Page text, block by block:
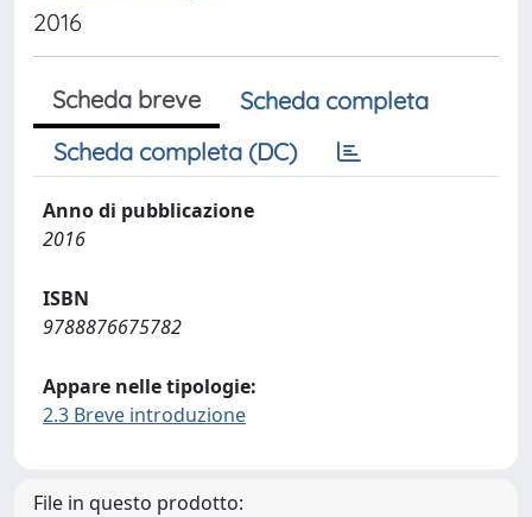
2016
Scheda breve
Scheda completa
Scheda completa (DC)
Anno di pubblicazione
2016
ISBN
9788876675782
Appare nelle tipologie:
2.3 Breve introduzione
File in questo prodotto: